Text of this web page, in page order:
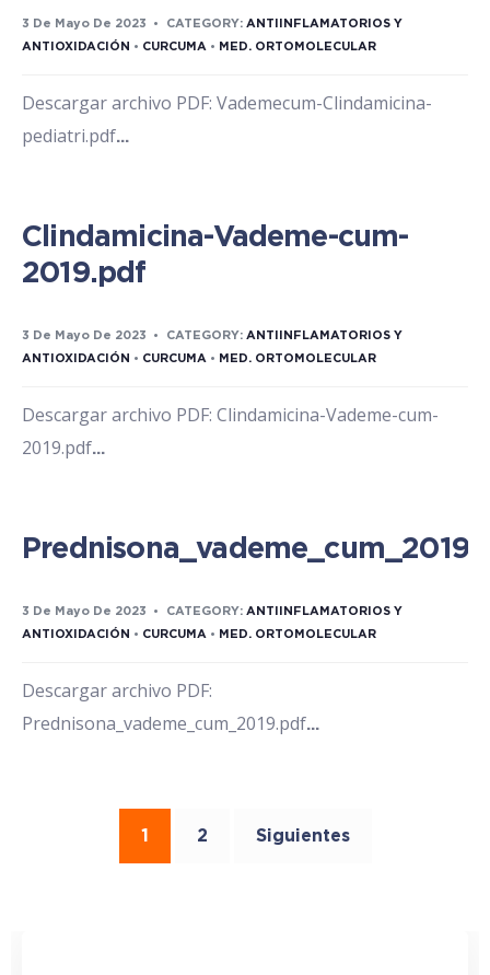
3 De Mayo De 2023 • CATEGORY: ANTIINFLAMATORIOS Y
ANTIOXIDACIÓN • CURCUMA • MED. ORTOMOLECULAR
Descargar archivo PDF: Vademecum-Clindamicina-
pediatri.pdf...
Clindamicina-Vademe-cum-
2019.pdf
3 De Mayo De 2023 • CATEGORY: ANTIINFLAMATORIOS Y
ANTIOXIDACIÓN • CURCUMA • MED. ORTOMOLECULAR
Descargar archivo PDF: Clindamicina-Vademe-cum-
2019.pdf...
3 De Mayo De 2023 • CATEGORY: ANTIINFLAMATORIOS Y
ANTIOXIDACIÓN • CURCUMA • MED. ORTOMOLECULAR
Descargar archivo PDF:
Prednisona_vademe_cum_2019.pdf...
1 2 Siguientes